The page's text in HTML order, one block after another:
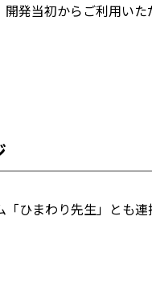
発当初からご利用い
ひまわり先生」とも